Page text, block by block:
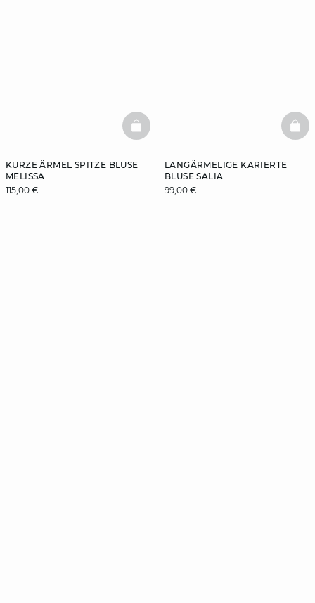
KURZE ÄRMEL SPITZE BLUSE
MELISSA
115,00 €
BASKETFULL
LANGÄRMELIGE KARIERTE
BLUSE SALIA
99,00 €